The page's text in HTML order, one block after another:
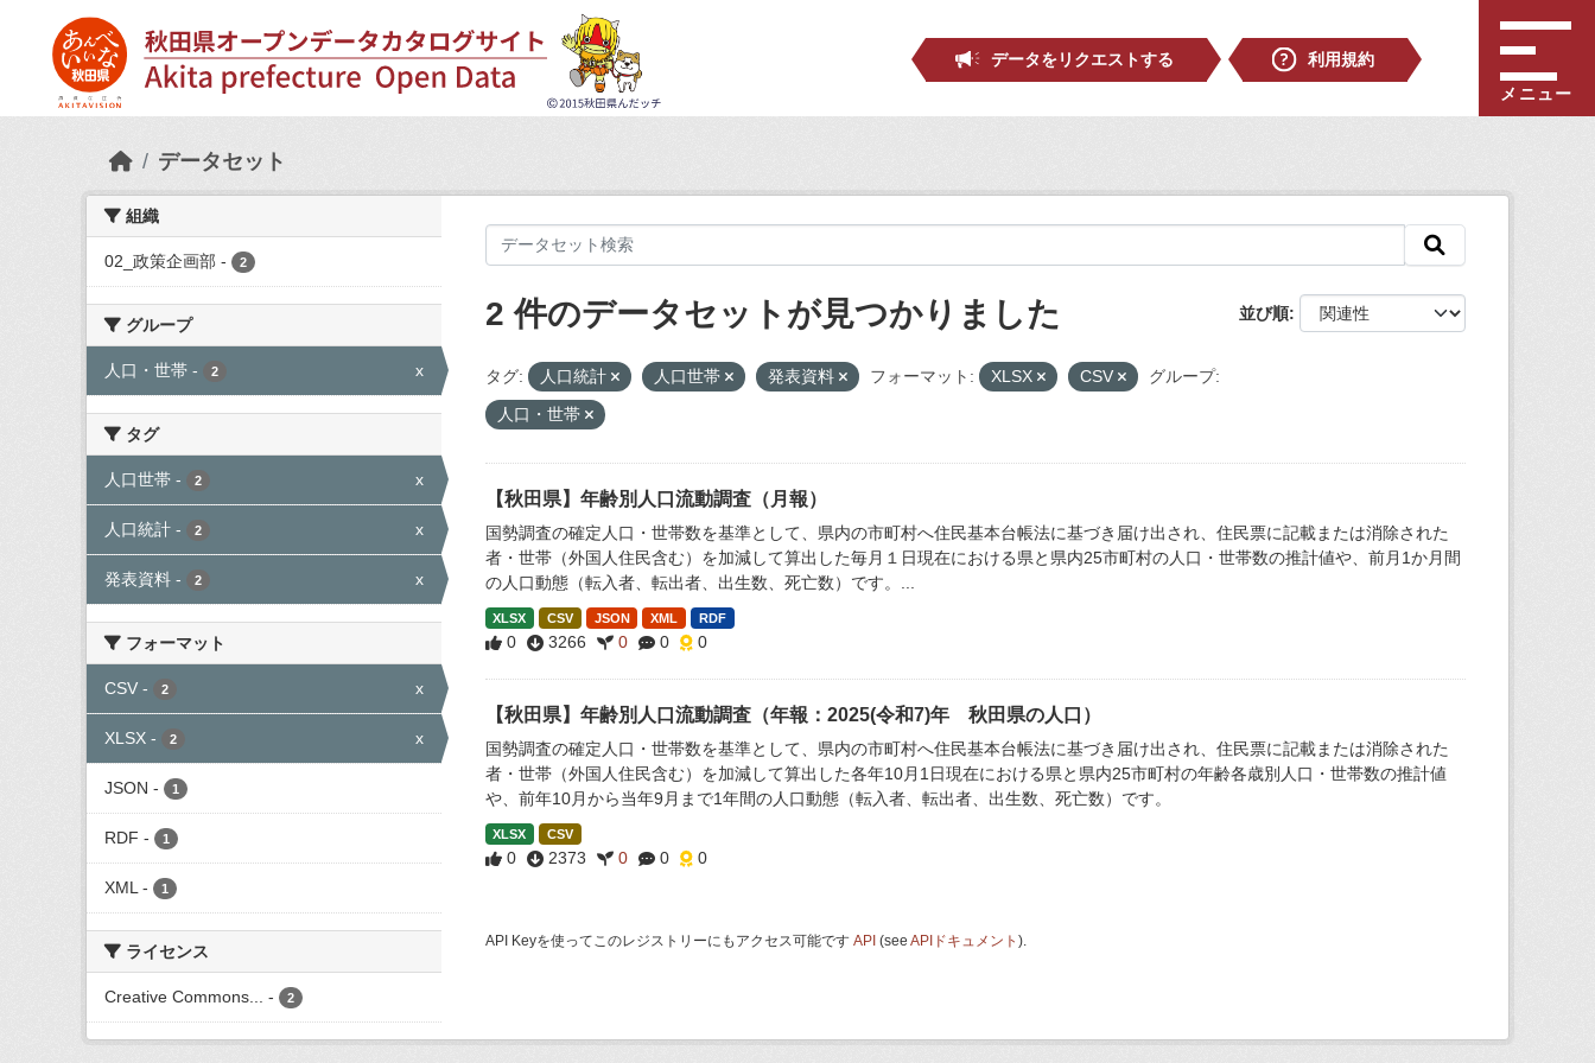
データをリクエストする
利用規約
メニュー
データセット
組織
02_政策企画部 - 2
グループ
人口・世帯 - 2 x
タグ
人口世帯 - 2 x
人口統計 - 2 x
発表資料 - 2 x
フォーマット
CSV - 2 x
XLSX - 2 x
JSON - 1
RDF - 1
XML - 1
ライセンス
Creative Commons... - 2
並び順
2 件のデータセットが見つかりました
タグ: 人口統計 人口世帯 発表資料 フォーマット: XLSX CSV
グループ:
人口・世帯
【秋田県】年齢別人口流動調査（月報）
国勢調査の確定人口・世帯数を基準として、県内の市町村へ住民基本台帳法に基づき届け出され、住民票に記載または消除された
者・世帯（外国人住民含む）を加減して算出した毎月１日現在における県と県内25市町村の人口・世帯数の推計値や、前月1か月間
の人口動態（転入者、転出者、出生数、死亡数）です。...
XLSX CSV JSON XML RDF
0 3266 0 0 0
【秋田県】年齢別人口流動調査（年報：2025(令和7)年 秋田県の人口）
国勢調査の確定人口・世帯数を基準として、県内の市町村へ住民基本台帳法に基づき届け出され、住民票に記載または消除された
者・世帯（外国人住民含む）を加減して算出した各年10月1日現在における県と県内25市町村の年齢各歳別人口・世帯数の推計値
や、前年10月から当年9月まで1年間の人口動態（転入者、転出者、出生数、死亡数）です。
XLSX CSV
0 2373 0 0 0
API Keyを使ってこのレジストリーにもアクセス可能です API (see APIドキュメント ).